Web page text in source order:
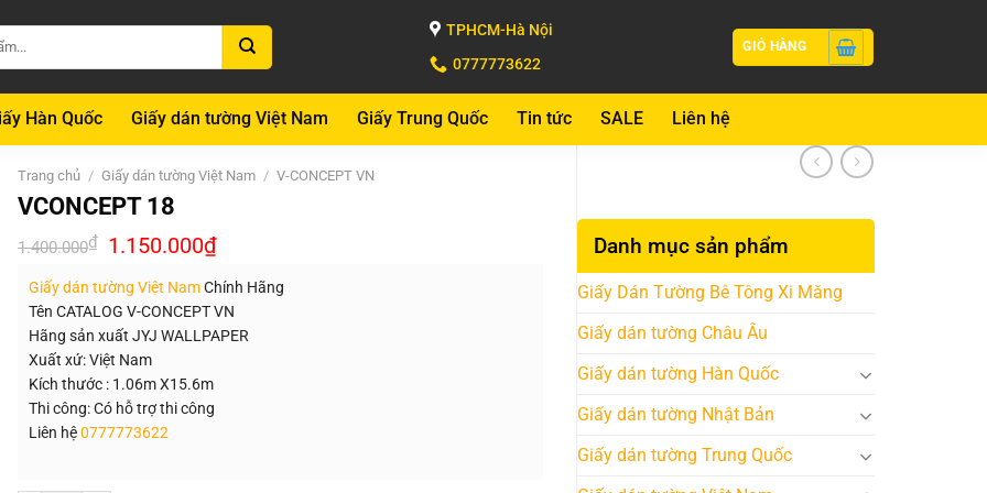
TPHCM-Hà Nội
0777773622
GIỎ HÀNG
Hàn Quốc Giấy dán tường Việt Nam Giấy Trung Quốc Tin tức SALE Liên hệ
Danh mục sản phẩm
Giấy Dán Tường Bê Tông Xi Măng
Giấy dán tường Châu Âu
Giấy dán tường Hàn Quốc
Giấy dán tường Nhật Bản
Giấy dán tường Trung Quốc
Trang chủ / Giấy dán tường Việt Nam / V-CONCEPT VN
VCONCEPT 18
1.400.000₫ Giá
gốc
1.400.000₫.
1.150.000₫Giá
hiện
là:
1.150.000₫.
Giấy dán tường Việt NamChính Hãng
Tên CATALOG V-CONCEPT VN
Hãng sản xuất JYJ WALLPAPER
Xuất xứ: Việt Nam
Kích thước : 1.06m X15.6m
Thi công: Có hỗ trợ thi công
Liên hệ0777773622